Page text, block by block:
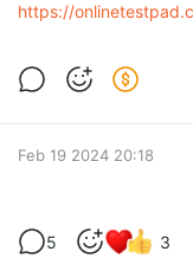
https://
Feb 19 2024 20:18
5 3